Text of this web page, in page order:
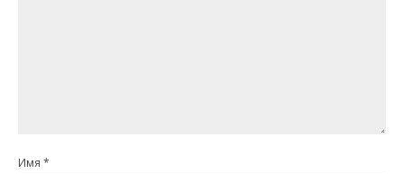
Имя *